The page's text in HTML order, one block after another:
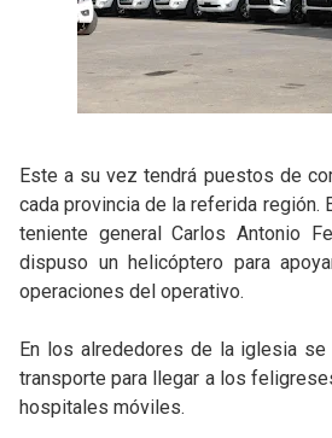
Este a su vez tendrá puestos de
cada provincia de la referida región.
teniente general Carlos Antonio
dispuso un helicóptero para
operaciones del operativo.
En los alrededores de la iglesia se
transporte para llegar a los
hospitales móviles.